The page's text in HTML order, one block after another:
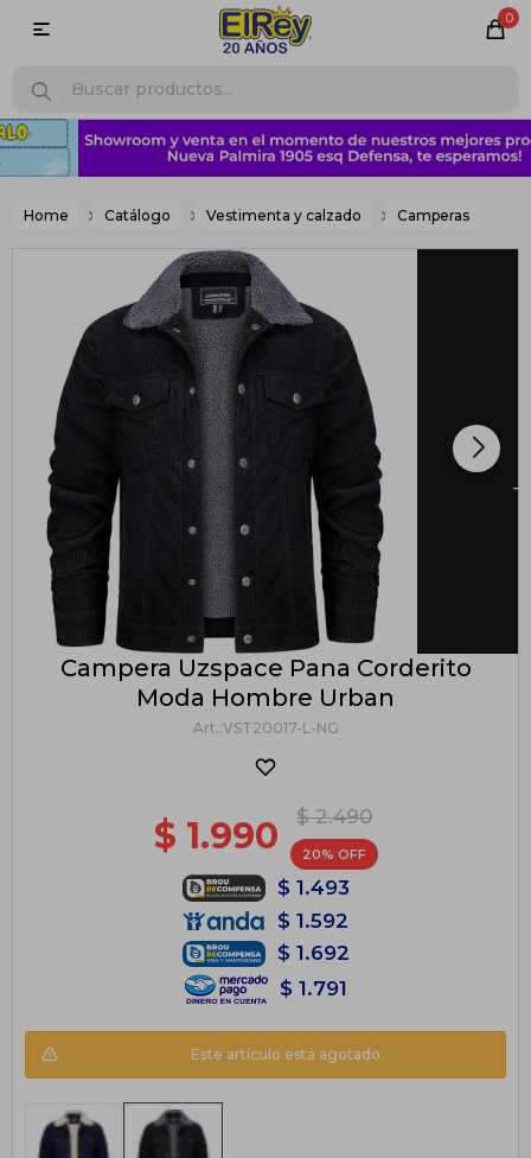
0

Home Catálogo Vestimenta y calzado Camperas
Campera Uzspace Pana Corderito
Moda Hombre Urban
VST20017-L-NG
$ 2.490
$ 1.990 20
$ 1.493
$ 1.592
$ 1.692
$ 1.791
Este artículo está agotado.